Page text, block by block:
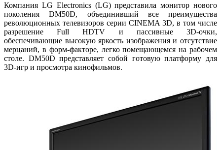
Компания LG Electronics (LG) представила монитор нового
поколения DM50D, объединивший все преимущества
революционных телевизоров серии CINEMA 3D, в том числе
разрешение Full HDTV и пассивные 3D-очки,
обеспечивающие высокую яркость изображения и отсутствие
мерцаний, в форм-факторе, легко помещающемся на рабочем
столе. DM50D представляет собой готовую платформу для
3D-игр и просмотра кинофильмов.